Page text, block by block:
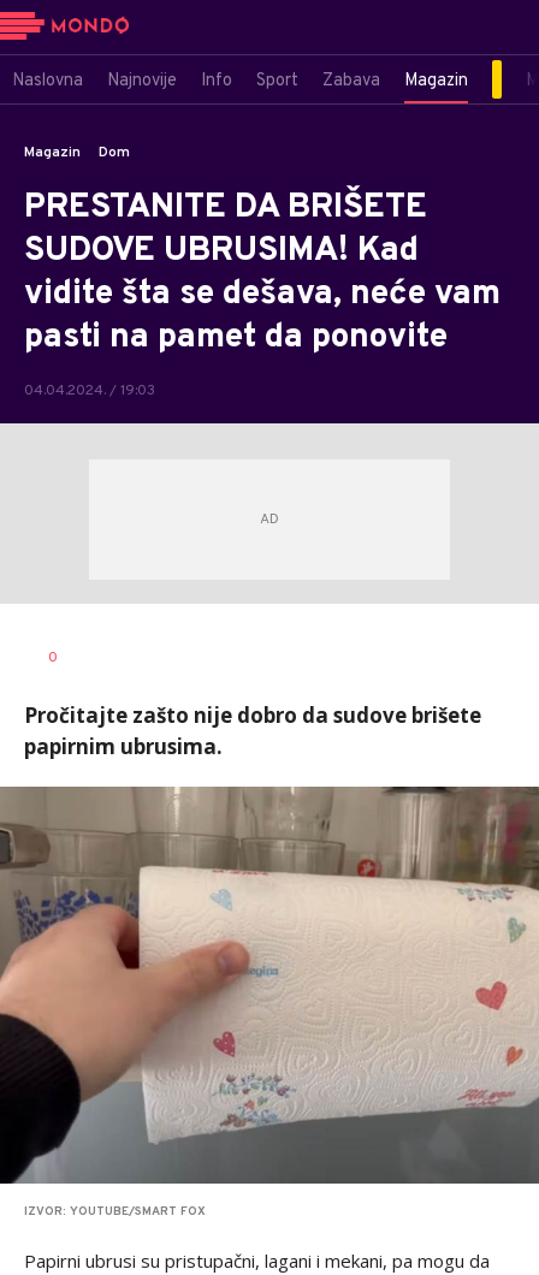
Naslovna Najnovije Info Sport Zabava Magazin
Magazin Dom
PRESTANITE DA BRIŠETE
SUDOVE UBRUSIMA! Kad
vidite šta se dešava, neće vam
pasti na pamet da ponovite
04.04.2024. / 19:03
0
Pročitajte zašto nije dobro da sudove brišete
papirnim ubrusima.
IZVOR: YOUTUBE/SMART FOX
Papirni ubrusi su pristupačni, lagani i mekani, pa mogu da